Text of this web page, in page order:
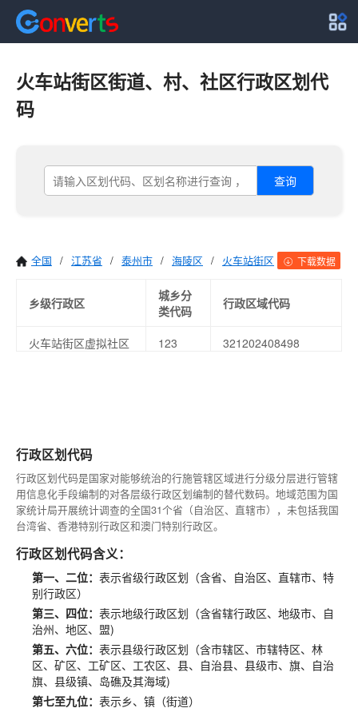
火车站街区街道、村、社区行政区划代
码
查询
全国 / 江苏省 / 泰州市 / 海陵区 / 火车站街区 下载数据
乡级行政区
城乡分
类代码
行政区域代码
火车站街区虚拟社区 123 321202408498
行政区划代码
行政区划代码是国家对能够统治的行施管辖区域进行分级分层进行管辖
用信息化手段编制的对各层级行政区划编制的替代数码。地域范围为国
家统计局开展统计调查的全国31个省（自治区、直辖市），未包括我国
台湾省、香港特别行政区和澳门特别行政区。
行政区划代码含义：
第一、二位： 表示省级行政区划（含省、自治区、直辖市、特
别行政区）
第三、四位： 表示地级行政区划（含省辖行政区、地级市、自
治州、地区、盟)
第五、六位： 表示县级行政区划（含市辖区、市辖特区、林
区、矿区、工矿区、工农区、县、自治县、县级市、旗、自治
旗、县级镇、岛礁及其海域)
第七至九位： 表示乡、镇（街道）